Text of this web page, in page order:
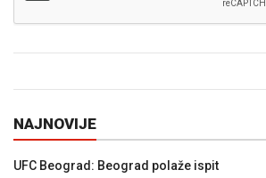
NAJNOVIJE
UFC Beograd: Beograd polaže ispit